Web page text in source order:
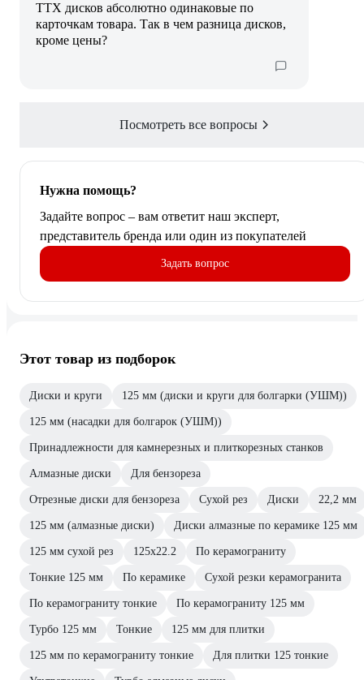
ТТХ дисков абсолютно одинаковые по
карточкам товара. Так в чем разница дисков,
кроме цены?
Посмотреть все вопросы
Нужна помощь?
Задайте вопрос – вам ответит наш эксперт,
представитель бренда или один из покупателей
Задать вопрос
Этот товар из подборок
Диски и круги 125 мм (диски и круги для болгарки (УШМ))
125 мм (насадки для болгарок (УШМ))
Принадлежности для камнерезных и плиткорезных станков
Алмазные диски Для бензореза
Отрезные диски для бензореза Сухой рез Диски 22,2 мм
125 мм (алмазные диски) Диски алмазные по керамике 125 мм
125 мм сухой рез 125х22.2 По керамограниту
Тонкие 125 мм По керамике Сухой резки керамогранита
По керамограниту тонкие По керамограниту 125 мм
Турбо 125 мм Тонкие 125 мм для плитки
125 мм по керамограниту тонкие Для плитки 125 тонкие